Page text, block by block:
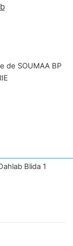
de SOUMAA BP
Blida 1